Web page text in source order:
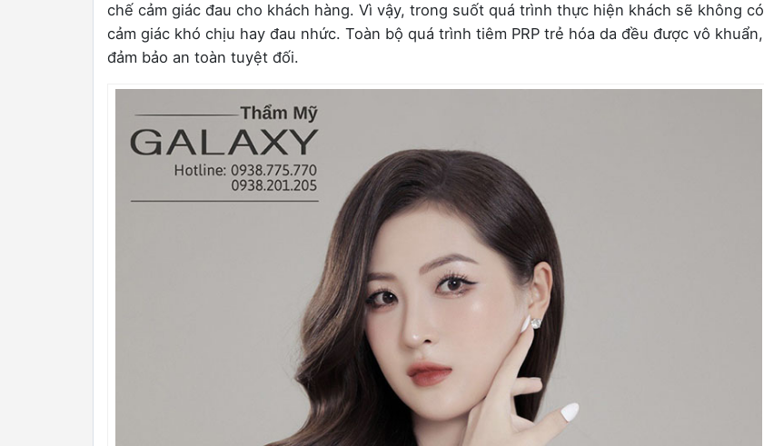
chế cảm giác đau cho khách hàng. Vì vậy, trong suốt quá trình thực hiện khách sẽ không có
cảm giác khó chịu hay đau nhức. Toàn bộ quá trình tiêm PRP trẻ hóa da đều được vô khuẩn,
đảm bảo an toàn tuyệt đối.